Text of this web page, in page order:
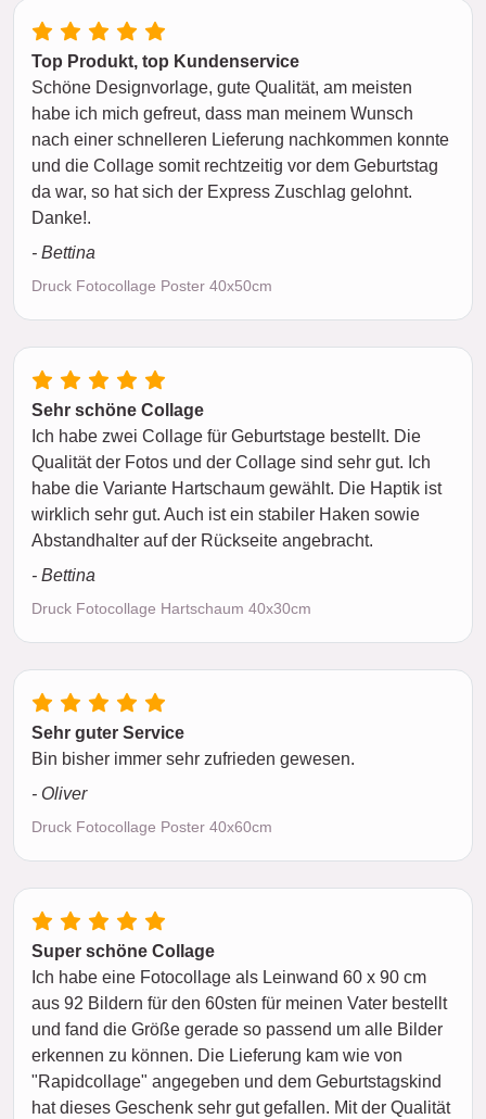
Top Produkt, top Kundenservice
Schöne Designvorlage, gute Qualität, am meisten
habe ich mich gefreut, dass man meinem Wunsch
nach einer schnelleren Lieferung nachkommen konnte
und die Collage somit rechtzeitig vor dem Geburtstag
da war, so hat sich der Express Zuschlag gelohnt.
Danke!.
- Bettina
Druck Fotocollage Poster 40x50cm
Sehr schöne Collage
Ich habe zwei Collage für Geburtstage bestellt. Die
Qualität der Fotos und der Collage sind sehr gut. Ich
habe die Variante Hartschaum gewählt. Die Haptik ist
wirklich sehr gut. Auch ist ein stabiler Haken sowie
Abstandhalter auf der Rückseite angebracht.
- Bettina
Druck Fotocollage Hartschaum 40x30cm
Sehr guter Service
Bin bisher immer sehr zufrieden gewesen.
- Oliver
Druck Fotocollage Poster 40x60cm
Super schöne Collage
Ich habe eine Fotocollage als Leinwand 60 x 90 cm
aus 92 Bildern für den 60sten für meinen Vater bestellt
und fand die Größe gerade so passend um alle Bilder
erkennen zu können. Die Lieferung kam wie von
"Rapidcollage" angegeben und dem Geburtstagskind
hat dieses Geschenk sehr gut gefallen. Mit der Qualität